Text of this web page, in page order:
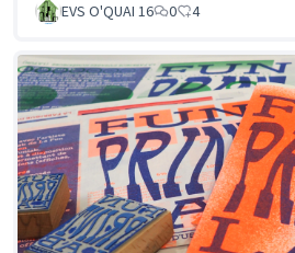
EVS O'QUAI 16 0 4